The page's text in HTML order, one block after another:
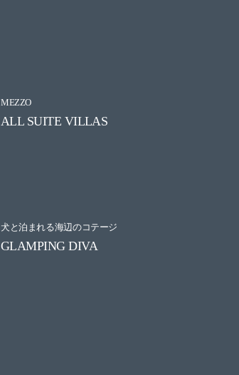
MEZZO
ALL SUITE VILLAS
犬と泊まれる海辺のコテージ
GLAMPING DIVA